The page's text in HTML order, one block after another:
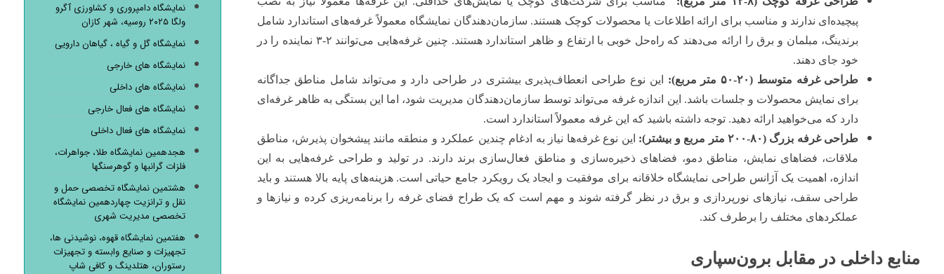
پیچیده‌ای ندارند و مناسب برای ارائه اطلاعات یا محصولات کوچک هستند. سازمان‌دهندگان نمایشگاه معمولاً غرفه‌های استاندارد شامل
برندینگ، مبلمان و برق را ارائه می‌دهند که راه‌حل خوبی با ارتفاع و ظاهر استاندارد هستند. چنین غرفه‌هایی می‌توانند ۲-۳
نماینده را در
خود جای دهند.
طراحی غرفه متوسط (۲۰-۵۰ متر مربع): این نوع طراحی انعطاف‌پذیری بیشتری در طراحی دارد و می‌تواند شامل مناطق جداگانه
برای نمایش محصولات و جلسات باشد. این اندازه غرفه می‌تواند توسط سازمان‌دهندگان مدیریت شود، اما این بستگی به ظاهر غرفه‌ای
دارد که می‌خواهید ارائه دهید. توجه داشته باشید که این غرفه معمولاً استاندارد است.
طراحی غرفه بزرگ (۸۰-۲۰۰ متر مربع و بیشتر): این نوع غرفه‌ها نیاز به ادغام چندین عملکرد و منطقه مانند پیشخوان پذیرش، مناطق
ملاقات، فضاهای نمایش، مناطق دمو، فضاهای ذخیره‌سازی و مناطق فعال‌سازی برند دارند. در تولید و طراحی غرفه‌هایی به این
اندازه، اهمیت یک آژانس طراحی نمایشگاه خلاقانه برای موفقیت و ایجاد یک رویکرد جامع حیاتی است. هزینه‌های پایه بالا هستند و باید
طراحی سقف، نیازهای نورپردازی و برق در نظر گرفته شوند و مهم است که یک طراح فضای غرفه را برنامه‌ریزی کرده و نیازها و
عملکردهای مختلف را برطرف کند.
منابع داخلی در مقابل برون‌سپاری
نمایشگاه دامپروری و کشاورزی آگرو
ولگا ۲۰۲۵ روسیه، شهر کازان
نمایشگاه گل و گیاه ، گیاهان دارویی
نمایشگاه های خارجی
نمایشگاه های داخلی
نمایشگاه های فعال خارجی
نمایشگاه های فعال داخلی
هجدهمین نمایشگاه طلا، جواهرات،
فلزات گرانبها و گوهرسنگها
هشتمین نمایشگاه تخصصی حمل و
نقل و ترانزیت چهاردهمین نمایشگاه
تخصصی مدیریت شهری
هفتمین نمایشگاه قهوه، نوشیدنی ها،
تجهیزات و صنایع وابسته و تجهیزات
رستوران، هتلدینگ و کافی شاپ